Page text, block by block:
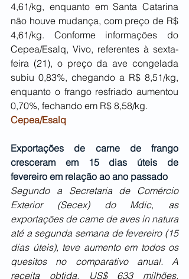
4,61/kg, enquanto em Santa Catarina
não houve mudança, com preço de R$
4,61/kg. Conforme informações do
Cepea/Esalq, Vivo, referentes à sexta-
feira (21), o preço da ave congelada
subiu 0,83%, chegando a R$ 8,51/kg,
enquanto o frango resfriado aumentou
0,70%, fechando em R$ 8,58/kg.
Cepea/Esalq
Exportações de carne de frango
cresceram em 15 dias úteis de
fevereiro em relação ao ano passado
Segundo a Secretaria de Comércio
Exterior (Secex) do Mdic, as
exportações de carne de aves in natura
até a segunda semana de fevereiro (15
dias úteis), teve aumento em todos os
quesitos no comparativo anual. A
receita obtida, US$ 633 milhões,